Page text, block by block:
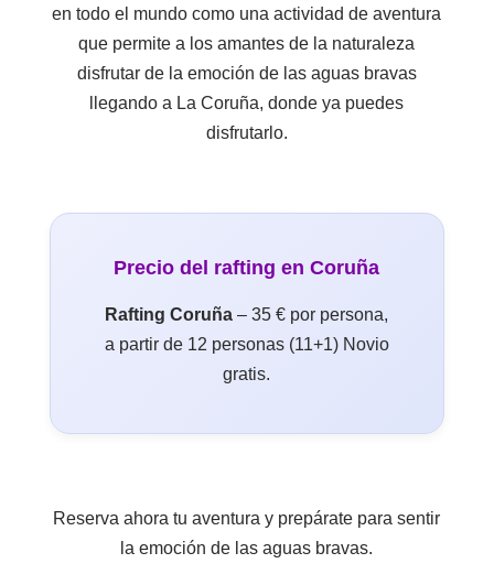
en todo el mundo como una actividad de aventura
que permite a los amantes de la naturaleza
disfrutar de la emoción de las aguas bravas
llegando a La Coruña, donde ya puedes
disfrutarlo.
Precio del rafting en Coruña
Rafting Coruña – 35 € por persona,
a partir de 12 personas (11+1) Novio
gratis.
Reserva ahora tu aventura y prepárate para sentir
la emoción de las aguas bravas.